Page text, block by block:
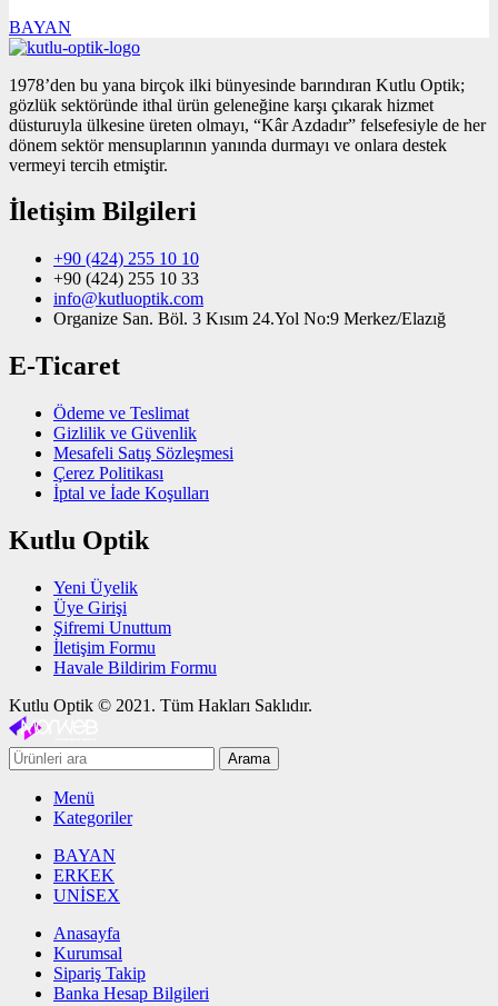
BAYAN
1978’den bu yana birçok ilki bünyesinde barındıran Kutlu Optik;
gözlük sektöründe ithal ürün geleneğine karşı çıkarak hizmet
düsturuyla ülkesine üreten olmayı, “Kâr Azdadır” felsefesiyle de her
dönem sektör mensuplarının yanında durmayı ve onlara destek
vermeyi tercih etmiştir.
İletişim Bilgileri
+90 (424) 255 10 10
+90 (424) 255 10 33
info@kutluoptik.com
Organize San. Böl. 3 Kısım 24.Yol No:9 Merkez/Elazığ
E-Ticaret
Ödeme ve Teslimat
Gizlilik ve Güvenlik
Mesafeli Satış Sözleşmesi
Çerez Politikası
İptal ve İade Koşulları
Kutlu Optik
Yeni Üyelik
Üye Girişi
Şifremi Unuttum
İletişim Formu
Havale Bildirim Formu
Kutlu Optik © 2021. Tüm Hakları Saklıdır.
Arama
Menü
Kategoriler
BAYAN
ERKEK
UNİSEX
Anasayfa
Kurumsal
Sipariş Takip
Banka Hesap Bilgileri